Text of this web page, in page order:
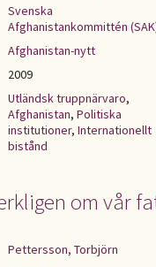
Svenska
Afghanistankommittén
Afghanistan-nytt
2009
Utländsk truppnärvaro,
Afghanistan, Politiska
institutioner, Internationellt
bistånd
om vår
Pettersson, Torbjörn